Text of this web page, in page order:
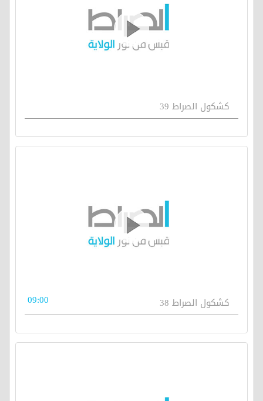
كشكول الصراط 39
كشكول الصراط 38 09:00